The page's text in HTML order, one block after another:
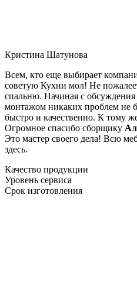
Кристина Шатунова
Всем, кто еще выбирает
советую Кухни мол! Не
спальню. Начиная с обсуждения
монтажом никаких проблем не
быстро и качественно. К тому
Огромное спасибо сборщику
Это мастер своего дела! Всю
здесь.
Качество продукции
Уровень сервиса
Срок изготовления